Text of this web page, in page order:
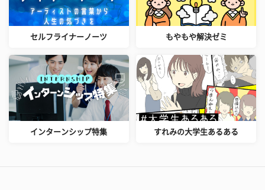
セルフライナーノーツ もやもや解決ゼミ
インターンシップ特集 すれみの大学生あるある